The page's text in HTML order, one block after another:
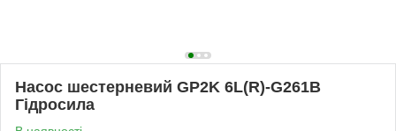
Насос шестерневий GP2K 6L(R)-G261B
Гідросила